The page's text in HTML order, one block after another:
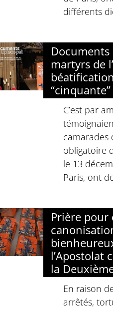
différents
Documents
martyrs de
“cinquante”
C’est par
camarades
obligatoire
le 13
Paris, ont
Prière pour
l’Apostolat
la
En raison
arrêtés,